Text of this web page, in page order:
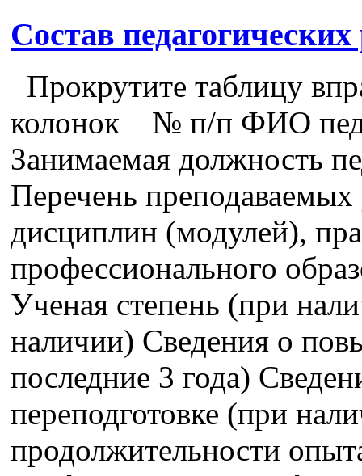
Состав
Прокрутите таблицу
колонок № п/п ФИО
Занимаемая должность
Перечень
дисциплин (модулей),
профессионального
Ученая степень (при
наличии) Сведения о
последние 3 года)
переподготовке (при
продолжительности